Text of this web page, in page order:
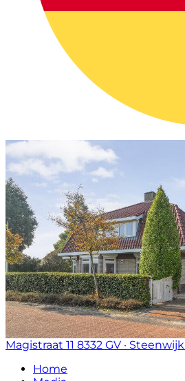
Magistraat 11 8332 GV · Steenwijk
Home